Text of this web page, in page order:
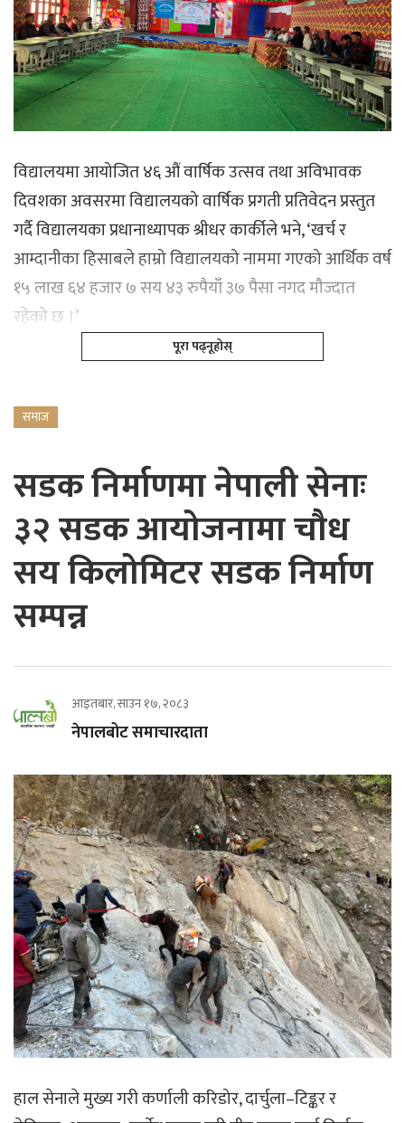
विद्यालयमा आयोजित ४६ औं वार्षिक उत्सव तथा अविभावक
दिवशका अवसरमा विद्यालयको वार्षिक प्रगती प्रतिवेदन प्रस्तुत
गर्दै विद्यालयका प्रधानाध्यापक श्रीधर कार्कीले भने, ‘खर्च र
आम्दानीका हिसाबले हाम्रो विद्यालयको नाममा गएको आर्थिक वर्ष
१५ लाख ६४ हजार ७ सय ४३ रुपैयाँ ३७ पैसा नगद मौज्दात
रहेको छ ।’
पूरा पढ्नूहोस्
समाज
सडक निर्माणमा नेपाली सेनाः
३२ सडक आयोजनामा चौध
सय किलोमिटर सडक निर्माण
सम्पन्न
आइतबार, साउन १७, २०८३
नेपालबोट समाचारदाता
हाल सेनाले मुख्य गरी कर्णाली करिडोर, दार्चुला–टिङ्कर र